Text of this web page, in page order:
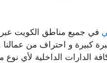
في جميع مناطق الكويت
كبيرة و احتراف من عمالنا
الدارات الداخلية لأي نوع